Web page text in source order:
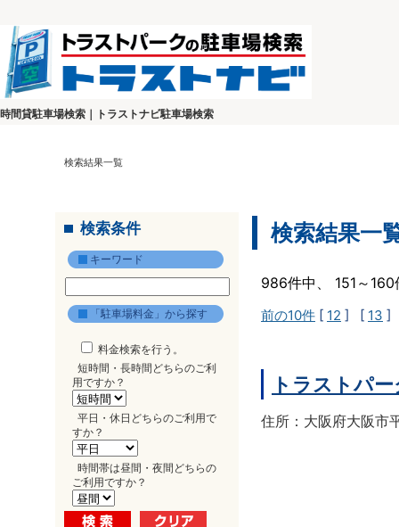
時間貸駐車場検索｜トラストナビ駐車場検索
検索結果一覧
検索条件
キーワード
「駐車場料金」から探す
料金検索を行う。
短時間・長時間どちらのご利
用ですか？
平日・休日どちらのご利用で
すか？
時間帯は昼間・夜間どちらの
ご利用ですか？
検索結果一
986件中、 151～
前の10件 [ 12 ] [ 13 ]
トラストパ
住所：大阪府大阪市